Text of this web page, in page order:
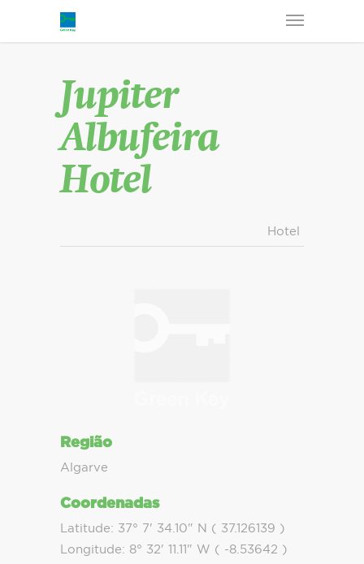
Jupiter
Albufeira
Hotel
Hotel
Região
Algarve
Coordenadas
Latitude: 37° 7' 34.10" N ( 37.126139 )
Longitude: 8° 32' 11.11" W ( -8.53642 )